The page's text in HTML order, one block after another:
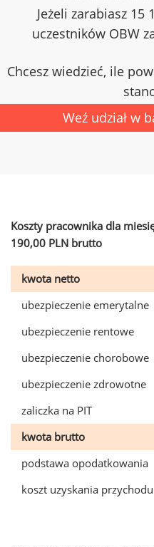
Jeżeli zarabiasz 15
uczestników OBW
Chcesz wiedzieć, ile
Weź udział w
Koszty pracownika dla
190,00 PLN brutto
kwota netto
ubezpieczenie emerytalne
ubezpieczenie rentowe
ubezpieczenie chorobowe
ubezpieczenie zdrowotne
zaliczka na PIT
kwota brutto
podstawa opodatkowania
koszt uzyskania przychodu